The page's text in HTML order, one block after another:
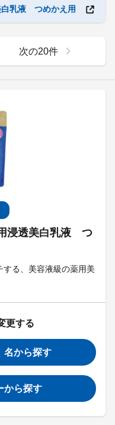
浸透美白乳液 つ
る、美容液級の薬用美
更する
名から探す
から探す
乳液 つめかえ用
次の20件